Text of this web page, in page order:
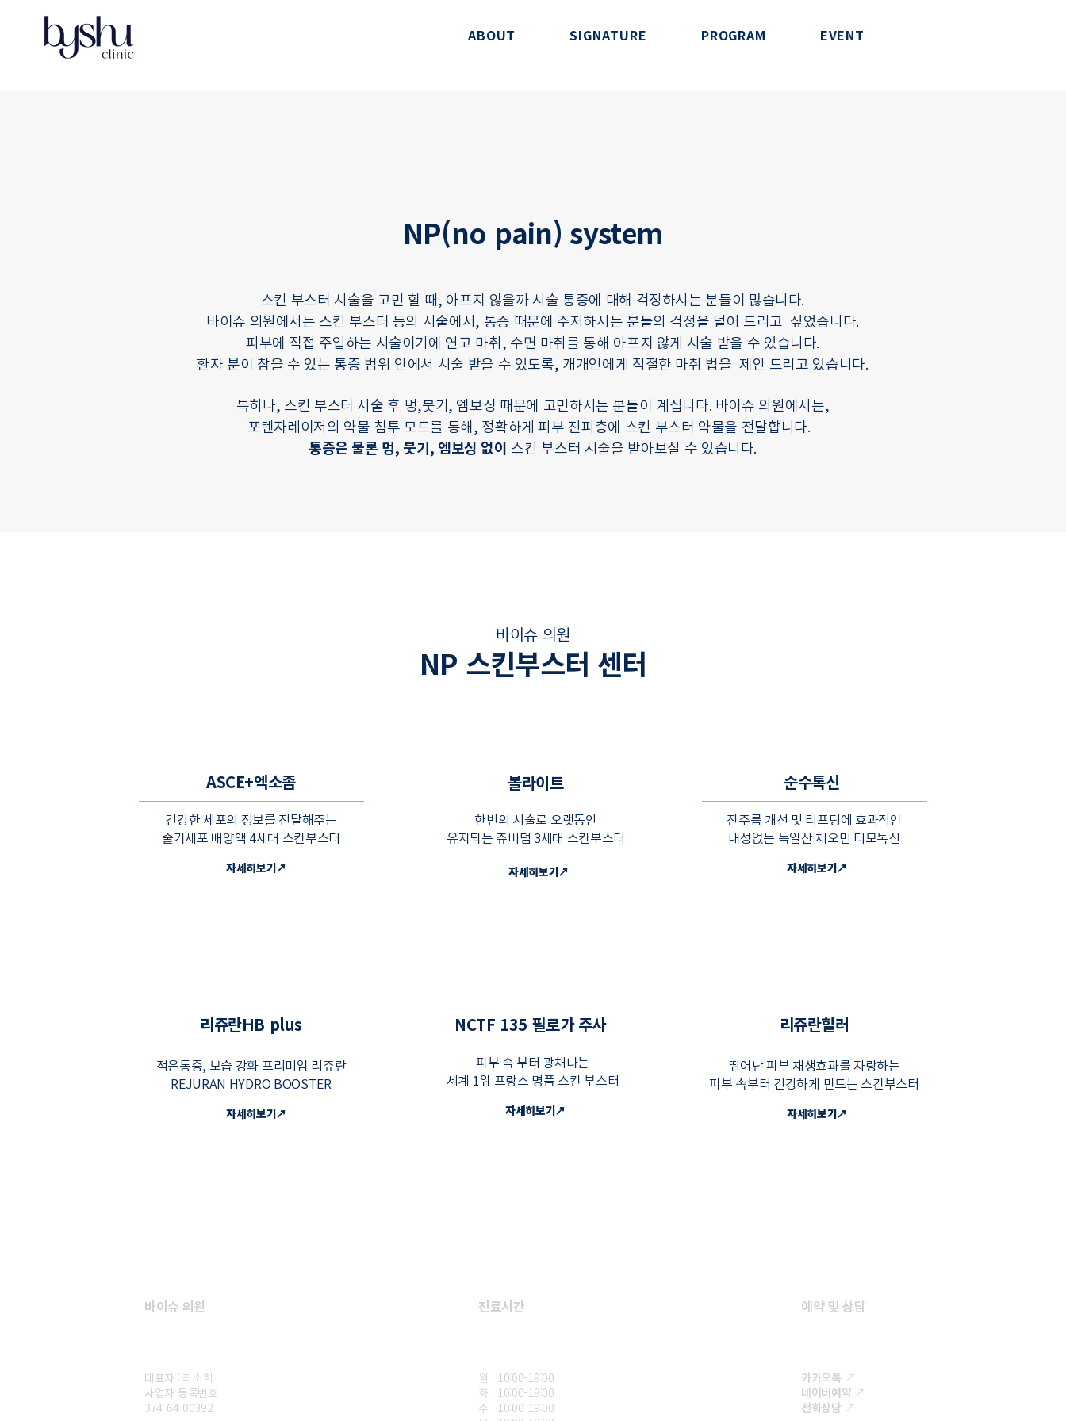
ABOUT SIGNATURE PROGRAM EVENT
NP(no pain) system
스킨 부스터 시술을 고민 할 때, 아프지 않을까 시술 통증에 대해 걱정하시는 분들이 많습니다.
바이슈 의원에서는 스킨 부스터 등의 시술에서, 통증 때문에 주저하시는 분들의 걱정을 덜어 드리고 싶었습니다.
피부에 직접 주입하는 시술이기에 연고 마취, 수면 마취를 통해 아프지 않게 시술 받을 수 있습니다.
환자 분이 참을 수 있는 통증 범위 안에서 시술 받을 수 있도록, 개개인에게 적절한 마취 법을 제안 드리고 있습니다.
특히나, 스킨 부스터 시술 후 멍,붓기, 엠보싱 때문에 고민하시는 분들이 계십니다. 바이슈 의원에서는,
포텐자레이저의 약물 침투 모드를 통해, 정확하게 피부 진피층에 스킨 부스터 약물을 전달합니다.
통증은 물론 멍, 붓기, 엠보싱 없이 스킨 부스터 시술을 받아보실 수 있습니다.
바이슈 의원
NP 스킨부스터 센터
ASCE+엑소좀
건강한 세포의 정보를 전달해주는
줄기세포 배양액 4세대 스킨부스터
자세히보기↗
볼라이트
한번의 시술로 오랫동안
유지되는 쥬비덤 3세대 스킨부스터
자세히보기↗
순수톡신
잔주름 개선 및 리프팅에 효과적인
내성없는 독일산 제오민 더모톡신
자세히보기↗
리쥬란HB plus
적은통증, 보습 강화 프리미엄 리쥬란
REJURAN HYDRO BOOSTER
자세히보기↗
NCTF 135 필로가 주사
피부 속 부터 광채나는
세계 1위 프랑스 명품 스킨 부스터
자세히보기↗
리쥬란힐러
뛰어난 피부 재생효과를 자랑하는
피부 속부터 건강하게 만드는 스킨부스터
자세히보기↗
바이슈 의원 진료시간
대표자 : 최소희
​사업자 등록번호
374-64-00392
월 10:00-19:00
화 10:00-19:00
수 10:00-19:00
예약 및 상담
카카오톡 ↗
네이버예약 ↗
전화상담​ ↗